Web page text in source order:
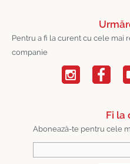
Pentru a fi la curent cu cele mai
companie
Fi la
Abonează-te pentru cele